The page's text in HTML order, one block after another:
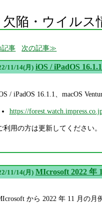
陥・ウイルス
記事 次の記事
11/14(月) iOS / iPadOS
/ iPadOS 16.1.1、macOS
https://
利用の方は更新してください。
11/14(月) MIcrosoft 2022 年
から 2022 年 11 月の